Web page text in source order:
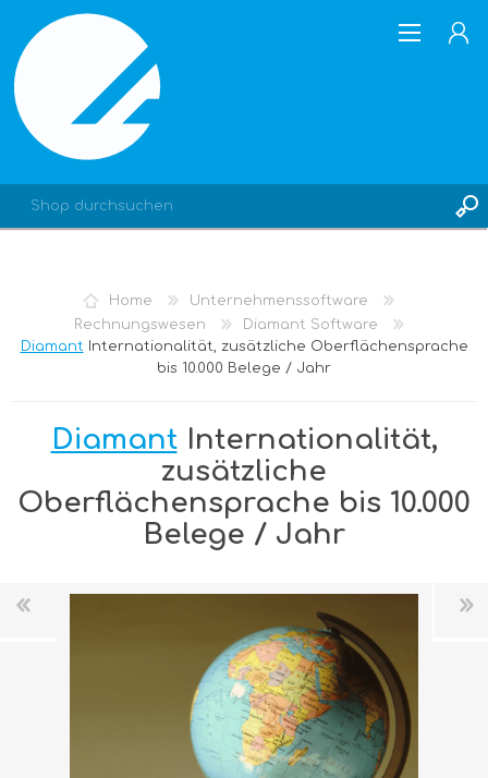
REGISTRIERUNG
ANMELDEN
Home
Unternehmenssoftware
Rechnungswesen
Diamant Software
Diamant Internationalität, zusätzliche Oberflächensprache
bis 10.000 Belege / Jahr
DiamantInternationalität,
zusätzliche
Oberflächensprache bis 10.000
Belege / Jahr